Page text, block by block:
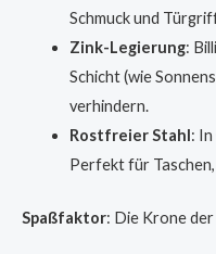
Schmuck und
Zink-Legierung:
Schicht (wie
verhindern.
Rostfreier Stahl :
Perfekt für
Spaßfaktor: Die Krone